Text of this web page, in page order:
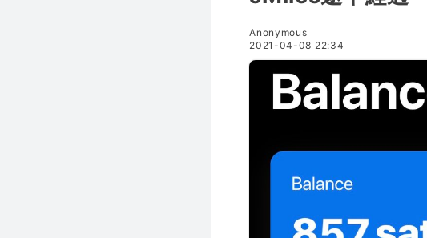
Anonymous
2021-04-08 22:34